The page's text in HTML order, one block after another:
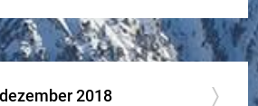
dezember 2018